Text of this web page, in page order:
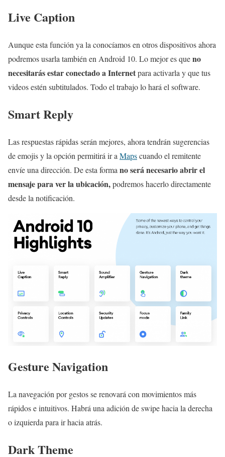
Live Caption
Aunque esta función ya la conocíamos en otros dispositivos ahora
podremos usarla también en Android 10. Lo mejor es queno
necesitarás estar conectado a Internetpara activarla y que tus
videos estén subtitulados. Todo el trabajo lo hará el software.
Smart Reply
Las respuestas rápidas serán mejores, ahora tendrán sugerencias
de emojis y la opción permitirá ir aMapscuando el remitente
envíe una dirección. De esta formano será necesario abrir el
mensaje para ver la ubicación,podremos hacerlo directamente
desde la notificación.
Gesture Navigation
La navegación por gestos se renovará con movimientos más
rápidos e intuitivos. Habrá una adición de swipe hacia la derecha
o izquierda para ir hacia atrás.
Dark Theme